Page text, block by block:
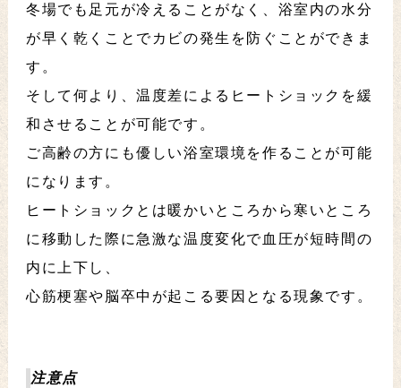
冬場でも足元が冷えることがなく、浴室内の水分
が早く乾くことでカビの発生を防ぐことができま
す。
そして何より、温度差によるヒートショックを緩
和させることが可能です。
ご高齢の方にも優しい浴室環境を作ることが可能
になります。
ヒートショックとは暖かいところから寒いところ
に移動した際に急激な温度変化で血圧が短時間の
内に上下し、
心筋梗塞や脳卒中が起こる要因となる現象です。
注意点